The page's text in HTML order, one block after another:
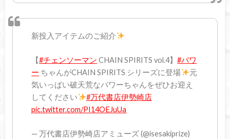
新投入アイテムのご紹介
【#チェンソーマン CHAIN SPIRITS vol.4】#パワ
ー ちゃんがCHAIN SPIRITS シリーズに登場
元
気いっぱい破天荒なパワーちゃんをぜひお迎え
してください
#万代書店伊勢崎店
pic.twitter.com/PI14OEJuUa
— 万代書店伊勢崎店アミューズ (@isesakiprize)